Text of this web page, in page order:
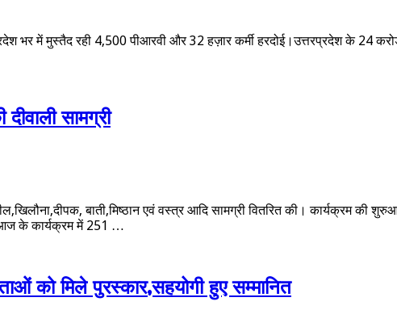
भर में मुस्तैद रही 4,500 पीआरवी और 32 हज़ार कर्मी हरदोई।उत्तरप्रदेश के 24
सामग्री
बाती,मिष्ठान एवं वस्त्र आदि सामग्री वितरित की। कार्यक्रम की
आज के कार्यक्रम में 251 …
को मिले पुरस्कार,सहयोगी हुए सम्मानित